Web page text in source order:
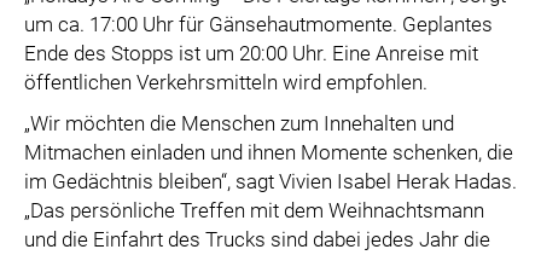
um ca. 17:00 Uhr für Gänsehautmomente. Geplantes
Ende des Stopps ist um 20:00 Uhr. Eine Anreise mit
öffentlichen Verkehrsmitteln wird empfohlen.
„Wir möchten die Menschen zum Innehalten und
Mitmachen einladen und ihnen Momente schenken, die
im Gedächtnis bleiben“, sagt Vivien Isabel Herak Hadas.
„Das persönliche Treffen mit dem Weihnachtsmann
und die Einfahrt des Trucks sind dabei jedes Jahr die